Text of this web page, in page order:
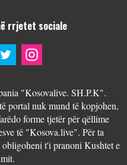
rrjetet sociale
"Kosovalive. SH.P.K".
portal nuk mund të kopjohen,
forme tjetër për qëllime
të "Kosova.live". Për ta
t'i pranoni Kushtet e